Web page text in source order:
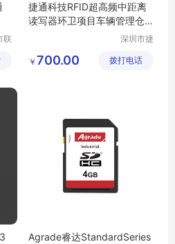
联
捷通科技RFID超高频中距离
读写器环卫项目车辆管理仓
深圳市捷
限公司
￥ 700.00 拨打电话
Agrade睿达StandardSeries